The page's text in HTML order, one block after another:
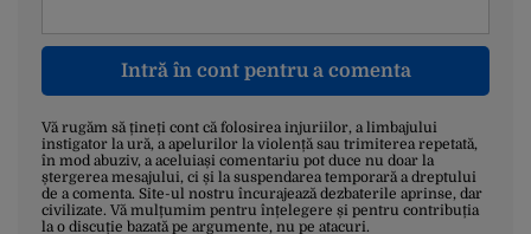
Intră în cont pentru a comenta
Vă rugăm să țineți cont că folosirea injuriilor, a limbajului
instigator la ură, a apelurilor la violență sau trimiterea repetată,
în mod abuziv, a aceluiași comentariu pot duce nu doar la
ștergerea mesajului, ci și la suspendarea temporară a dreptului
de a comenta. Site-ul nostru încurajează dezbaterile aprinse, dar
civilizate. Vă mulțumim pentru înțelegere și pentru contribuția
la o discuție bazată pe argumente, nu pe atacuri.